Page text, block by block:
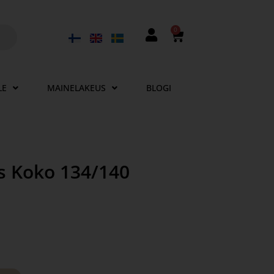
0
MAINELAKEUS BLOGI
Koko 134/140